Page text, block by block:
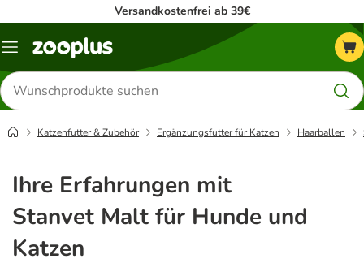
Versandkostenfrei ab 39€
Menü
Produkte
suchen
Katzenfutter & Zubehör Ergänzungsfutter für Katzen Haarballen
Ihre Erfahrungen mit
Stanvet Malt für Hunde und
Katzen